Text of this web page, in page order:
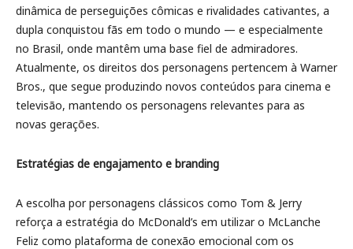
dinâmica de perseguições cômicas e rivalidades cativantes, a
dupla conquistou fãs em todo o mundo — e especialmente
no Brasil, onde mantêm uma base fiel de admiradores.
Atualmente, os direitos dos personagens pertencem à Warner
Bros., que segue produzindo novos conteúdos para cinema e
televisão, mantendo os personagens relevantes para as
novas gerações.
Estratégias de engajamento e branding
A escolha por personagens clássicos como Tom & Jerry
reforça a estratégia do McDonald’s em utilizar o McLanche
Feliz como plataforma de conexão emocional com os